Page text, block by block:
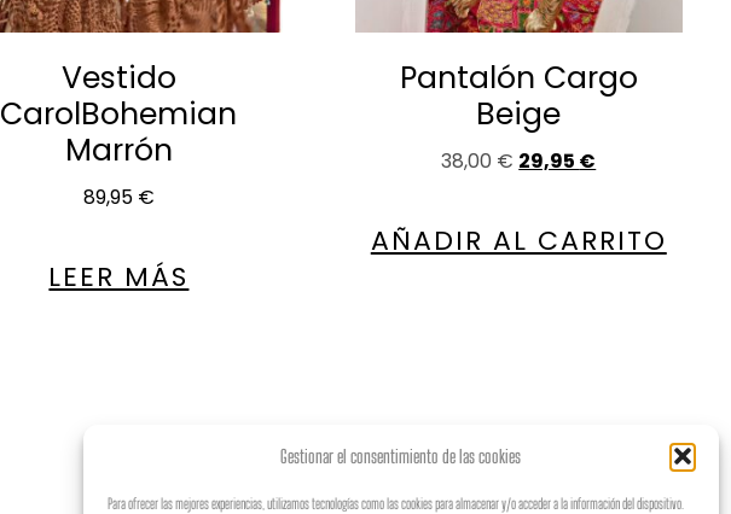
Gestionar el consentimiento de las cookies
Para ofrecer las mejores experiencias, utilizamos tecnologías como las cookies para almacenar y/o acceder a la información del dispositivo.
Vestido
CarolBohemian
Marrón
89,95 €
LEER MÁS
Pantalón Cargo
Beige
38,00 € 29,95 €
AÑADIR AL CARRITO